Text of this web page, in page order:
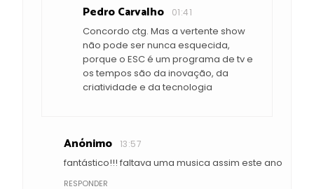
Pedro Carvalho 01:41
Concordo ctg. Mas a vertente show
não pode ser nunca esquecida,
porque o ESC é um programa de tv e
os tempos são da inovação, da
criatividade e da tecnologia
Anónimo 13:57
fantástico!!! faltava uma musica assim este ano
RESPONDER